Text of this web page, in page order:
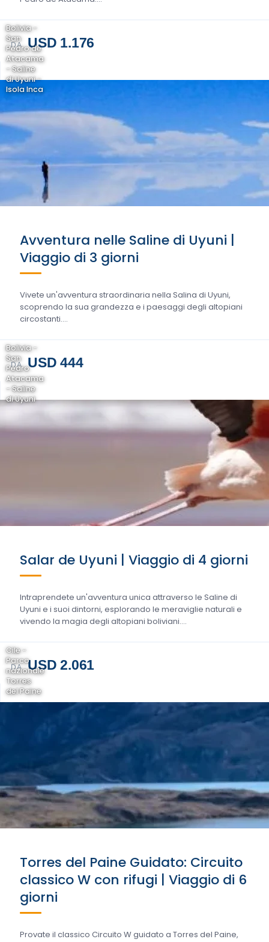
DA USD 1.176
Bolivia -
San
Pedro de
Atacama
- Saline
di Uyuni -
Isola Inca
Avventura nelle Saline di Uyuni |
Viaggio di 3 giorni
Vivete un'avventura straordinaria nella Salina di Uyuni,
scoprendo la sua grandezza e i paesaggi degli altopiani
circostanti....
DA USD 444
Bolivia -
San
Pedro
Atacama
- Saline
di Uyuni
Salar de Uyuni | Viaggio di 4 giorni
Intraprendete un'avventura unica attraverso le Saline di
Uyuni e i suoi dintorni, esplorando le meraviglie naturali e
vivendo la magia degli altopiani boliviani....
DA USD 2.061
Cile -
Parco
nazionale
Torres
del Paine
Torres del Paine Guidato: Circuito
classico W con rifugi | Viaggio di 6
giorni
Provate il classico Circuito W guidato a Torres del Paine,